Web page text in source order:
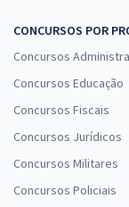
CONCURSOS POR
Concursos
Concursos Educação
Concursos Fiscais
Concursos Jurídicos
Concursos Militares
Concursos Policiais